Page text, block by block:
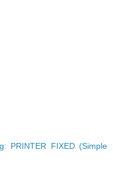
PRINTER FIXED (Simple